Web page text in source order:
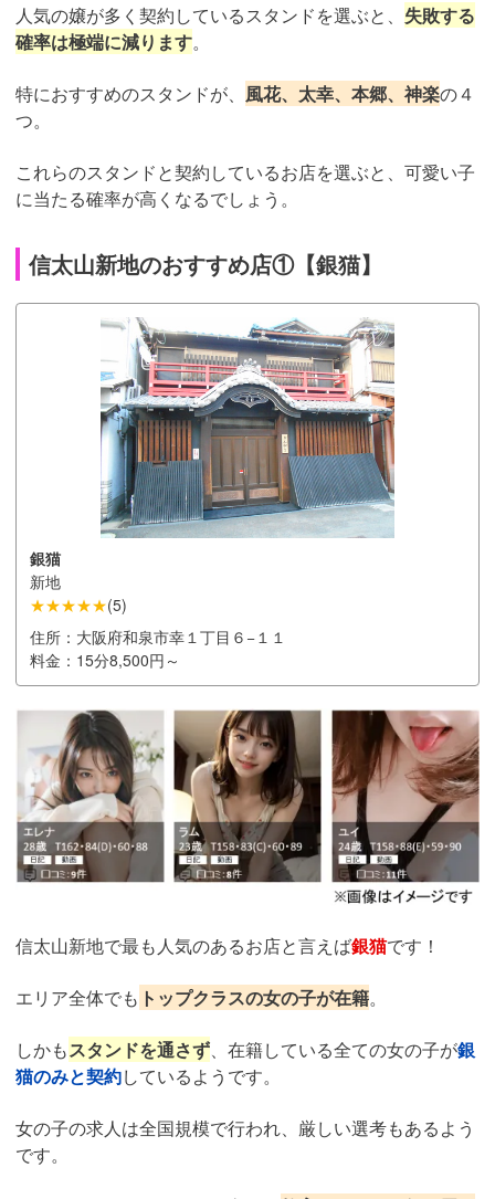
人気の嬢が多く契約しているスタンドを選ぶと、 失敗する
確率は極端に減ります。
特におすすめのスタンドが、 風花、太幸、本郷、神楽の４
つ。
これらのスタンドと契約しているお店を選ぶと、可愛い子
に当たる確率が高くなるでしょう。
信太山新地のおすすめ店①【銀猫】
銀猫
新地
★★★★★(5)
住所： 大阪府和泉市幸１丁目６−１１
料金： 15分8,500円～
信太山新地で最も人気のあるお店と言えば銀猫です！
エリア全体でも トップクラスの女の子が在籍。
しかもスタンドを通さず、在籍している全ての女の子が銀
猫のみと契約しているようです。
女の子の求人は全国規模で行われ、厳しい選考もあるよう
です。